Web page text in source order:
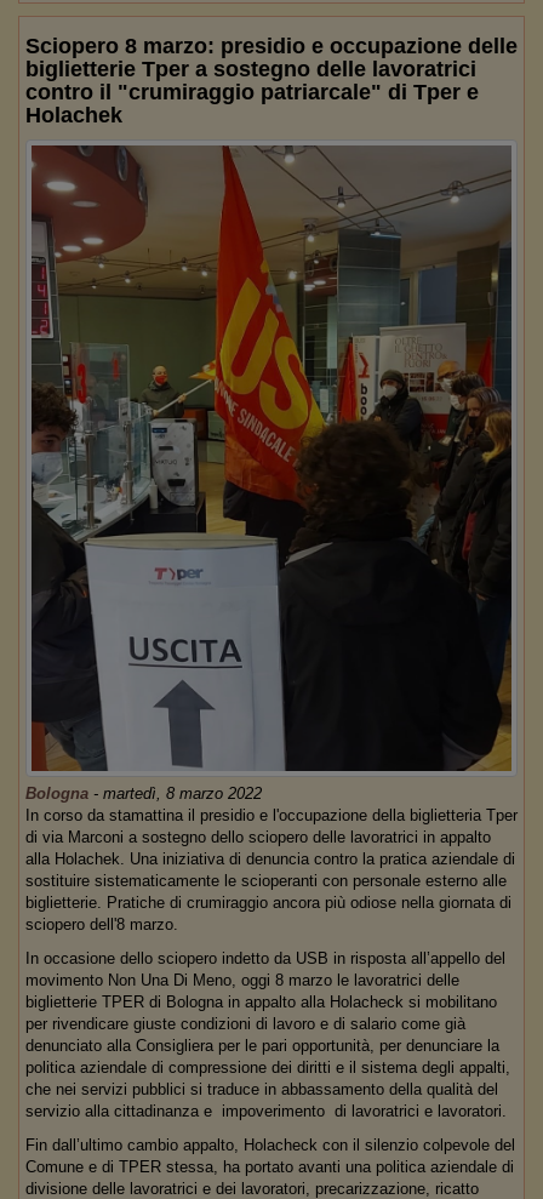
Sciopero 8 marzo: presidio e occupazione delle
biglietterie Tper a sostegno delle lavoratrici
contro il "crumiraggio patriarcale" di Tper e
Holachek
Bologna - martedì, 8 marzo 2022
In corso da stamattina il presidio e l'occupazione della biglietteria Tper
di via Marconi a sostegno dello sciopero delle lavoratrici in appalto
alla Holachek. Una iniziativa di denuncia contro la pratica aziendale di
sostituire sistematicamente le scioperanti con personale esterno alle
biglietterie. Pratiche di crumiraggio ancora più odiose nella giornata di
sciopero dell'8 marzo.
In occasione dello sciopero indetto da USB in risposta all’appello del
movimento Non Una Di Meno, oggi 8 marzo le lavoratrici delle
biglietterie TPER di Bologna in appalto alla Holacheck si mobilitano
per rivendicare giuste condizioni di lavoro e di salario come già
denunciato alla Consigliera per le pari opportunità, per denunciare la
politica aziendale di compressione dei diritti e il sistema degli appalti,
che nei servizi pubblici si traduce in abbassamento della qualità del
servizio alla cittadinanza e impoverimento di lavoratrici e lavoratori.
Fin dall’ultimo cambio appalto, Holacheck con il silenzio colpevole del
Comune e di TPER stessa, ha portato avanti una politica aziendale di
divisione delle lavoratrici e dei lavoratori, precarizzazione, ricatto